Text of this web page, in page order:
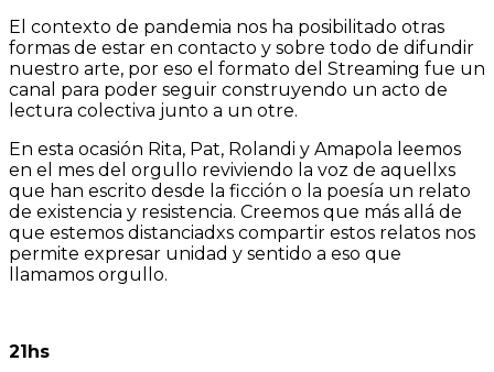
El contexto de pandemia nos ha posibilitado otras
formas de estar en contacto y sobre todo de difundir
nuestro arte, por eso el formato del Streaming fue un
canal para poder seguir construyendo un acto de
lectura colectiva junto a un otre.
En esta ocasión Rita, Pat, Rolandi y Amapola leemos
en el mes del orgullo reviviendo la voz de aquellxs
que han escrito desde la ficción o la poesía un relato
de existencia y resistencia. Creemos que más allá de
que estemos distanciadxs compartir estos relatos nos
permite expresar unidad y sentido a eso que
llamamos orgullo.
21hs